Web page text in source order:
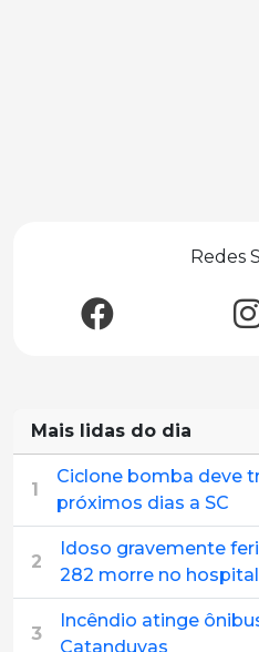
Redes
Mais lidas do dia
1
Ciclone bomba deve
próximos dias a SC
2
Idoso gravemente
282 morre no hospital
3
Incêndio atinge
Catanduvas